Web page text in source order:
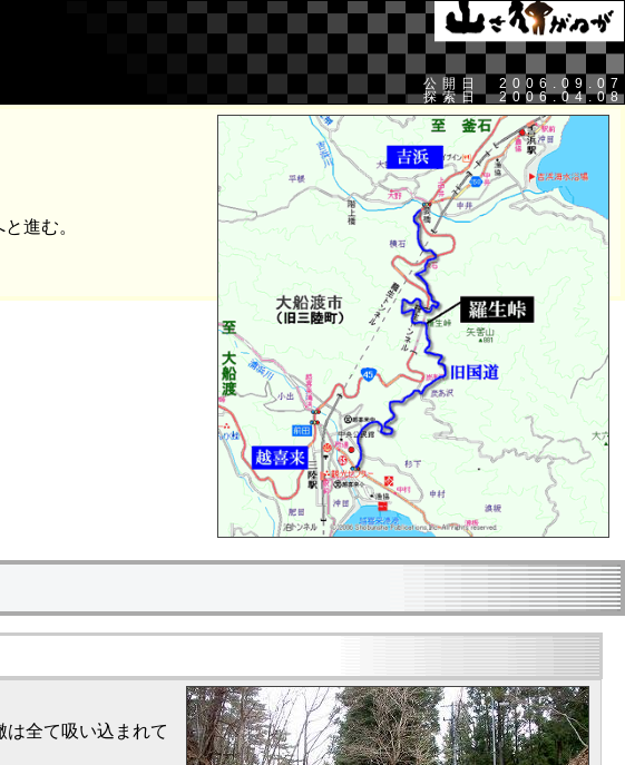
公開日 2006.09.07
探索日 2006.04.08
進む。
全て吸い込まれて